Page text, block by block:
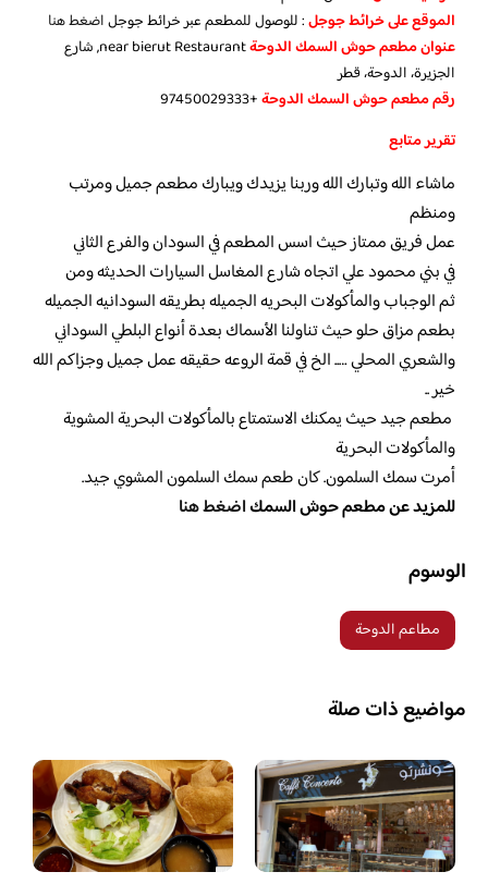
الموقع على خرائط جوجل: للوصول للمطعم عبر خرائط جوجلاضغط هنا
عنوان مطعم حوش السمك الدوحة
near bierut Restaurant, شارع
الجزيرة، الدوحة، قطر
رقم مطعم حوش السمك الدوحة+97450029333
تقرير متابع
ماشاء الله وتبارك الله وربنا يزيدك ويبارك مطعم جميل ومرتب
ومنظم
عمل فريق ممتاز حيث اسس المطعم في السودان والفرع الثاني
في بني محمود علي اتجاه شارع المغاسل السيارات الحديثه ومن
ثم الوجباب والمأكولات البحريه الجميله بطريقه السودانيه الجميله
بطعم مزاق حلو حيث تناولنا الأسماك بعدة أنواع البلطي السوداني
والشعري المحلي ….. الخ في قمة الروعه حقيقه عمل جميل وجزاكم الله
خير ..
مطعم جيد حيث يمكنك الاستمتاع بالمأكولات البحرية المشوية
والمأكولات البحرية
أمرت سمك السلمون. كان طعم سمك السلمون المشوي جيد.
للمزيد عن مطعم حوش السمكاضغط هنا
الوسوم
مطاعم الدوحة
مواضيع ذات صلة